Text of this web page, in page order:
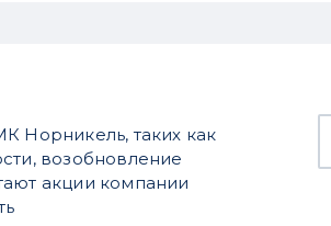
Норникель, таких как
возобновление
акции компании